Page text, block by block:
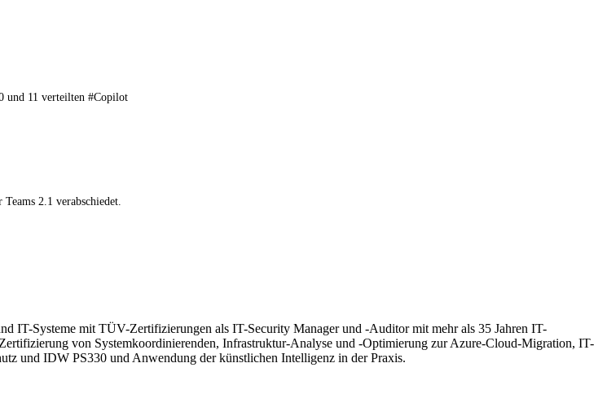
und 11 verteilten #Copilot
2.1 verabschiedet.
IT-Systeme mit TÜV-Zertifizierungen als IT-Security Manager und -Auditor mit mehr als 35 Jahren IT-
von Systemkoordinierenden, Infrastruktur-Analyse und -Optimierung zur Azure-Cloud-Migration, IT-
und IDW PS330 und Anwendung der künstlichen Intelligenz in der Praxis.